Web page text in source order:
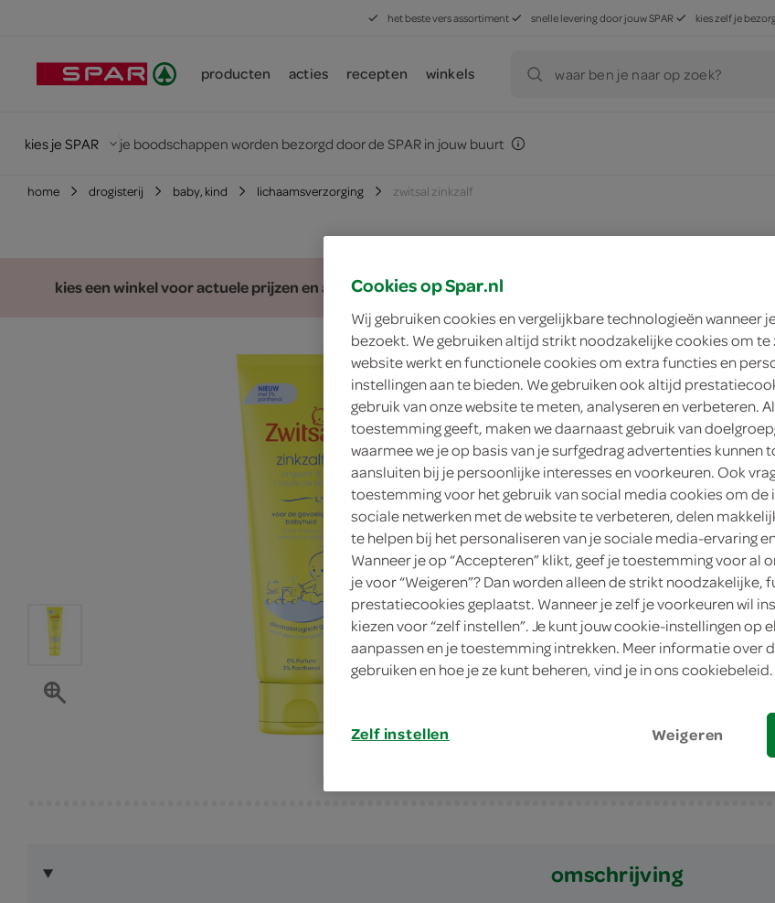
het beste vers assortiment snelle levering door jouw SPAR kies zelf je
producten acties recepten winkels waar ben je naar op zoek?
kies je SPAR je boodschappen worden bezorgd door de SPAR in jouw buurt
home drogisterij baby, kind lichaamsverzorging zwitsal zinkzalf
kies een winkel voor actuele prijzen en assortiment
Zwitsal zinkzalf
Zwitsal
6.
99
100 Gram
in winkelmand
Let op: aanbiedingen zijn niet
verwerkt in de winkelmand.
omschrijving
Cookies op Spar.nl
Wij gebruiken cookies en vergelijkbare technologieën wanneer
bezoekt. We gebruiken altijd strikt noodzakelijke cookies om te
website werkt en functionele cookies om extra functies en
instellingen aan te bieden. We gebruiken ook altijd
gebruik van onze website te meten, analyseren en verbeteren.
toestemming geeft, maken we daarnaast gebruik van
waarmee we je op basis van je surfgedrag advertenties kunnen
aansluiten bij je persoonlijke interesses en voorkeuren. Ook
toestemming voor het gebruik van social media cookies om de
sociale netwerken met de website te verbeteren, delen
te helpen bij het personaliseren van je sociale media-ervaring
Wanneer je op “Accepteren” klikt, geef je toestemming voor al
je voor “Weigeren”? Dan worden alleen de strikt noodzakelijke,
prestatiecookies geplaatst. Wanneer je zelf je voorkeuren wil
kiezen voor “zelf instellen”. Je kunt jouw cookie-instellingen op
aanpassen en je toestemming intrekken. Meer informatie over
gebruiken en hoe je ze kunt beheren, vind je in ons cookiebeleid.
Zelf instellen Weigeren